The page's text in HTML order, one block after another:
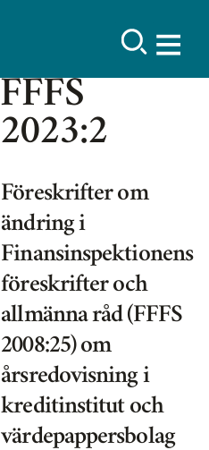
FFFS
2023:2
Föreskrifter om
ändring i
Finansinspektionens
föreskrifter och
allmänna råd (FFFS
2008:25) om
årsredovisning i
kreditinstitut och
värdepappersbolag